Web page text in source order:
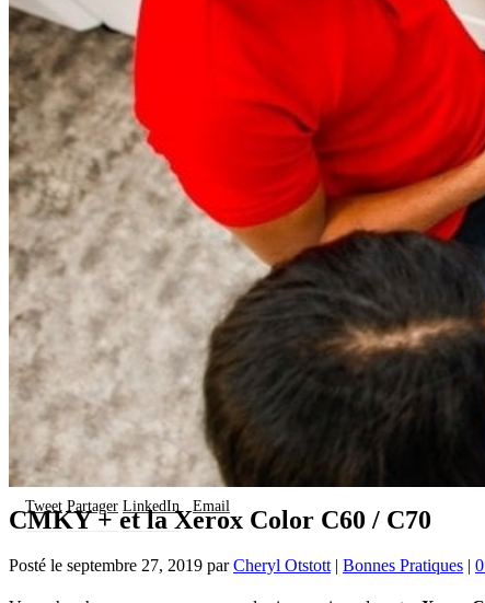
Tweet Partager LinkedIn Email
CMKY + et la Xerox Color C60 / C70
Posté le septembre 27, 2019 parCheryl Otstott| Bonnes Pratiques